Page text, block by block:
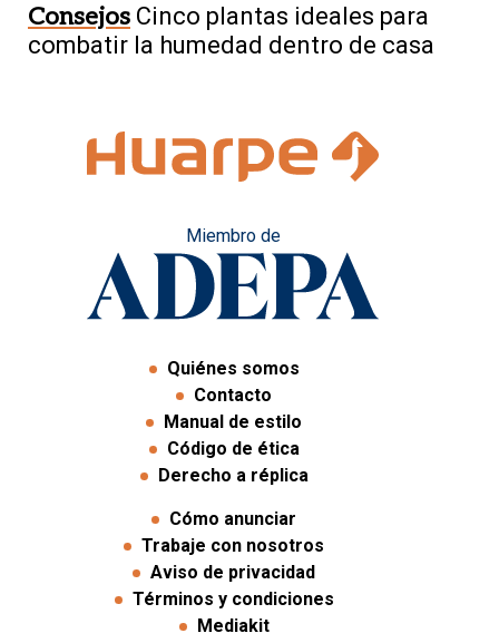
Consejos Cinco plantas ideales para
combatir la humedad dentro de casa
Miembro de
Quiénes somos
Contacto
Manual de estilo
Código de ética
Derecho a réplica
Cómo anunciar
Trabaje con nosotros
Aviso de privacidad
Términos y condiciones
Mediakit